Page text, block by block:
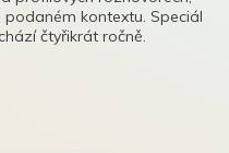
kontextu. Speciál
čtyřikrát ročně.